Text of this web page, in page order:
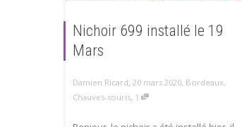
Nichoir 699 installé le 19
Mars
Damien Ricard, 20 mars 2020, Bordeaux,
Chauves-souris, 1